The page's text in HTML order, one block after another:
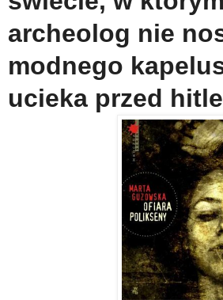
archeolog nie
modnego
ucieka przed